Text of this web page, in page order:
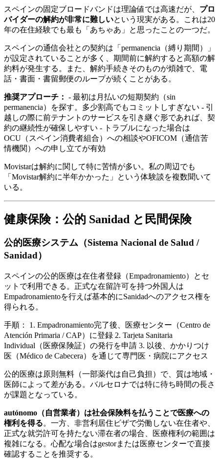
スペインの固定ブロードバンドは理論値では高速だが、 プロ
バイダーの解約が非常に難しいという現実がある。これは20
年の在住経験でも最も「あちゃあ」と思ったことの一つだ。
スペインの通信会社との契約は「permanencia（縛り期間）」
が設定されていることが多く、期間前に解約すると高額の解
約料が発生する。また、解約手続きそのものが煩雑で、電
話・書面・書留郵便のループが続くことがある。
推奨アプローチ： - 最初は月払いの短期契約（sin
permanencia）を探す。多少割高でもコミットしすぎない - 引
越しの際に前テナントのサービスを引き継ぐ形であれば、契
約の継続性が確保しやすい - トラブルになった場合は
OCU（スペイン消費者組合）への相談やOFICOM（通信苦
情機関）への申し立てが有効
Movistarは解約に関して特に苦情が多い。私の周辺でも
「Movistar解約に半年かかった」という体験談を複数聞いて
いる。
健康保険：公的 Sanidad と民間保険
公的医療システム（Sistema Nacional de Salud /
Sanidad）
スペインの公的医療は在住者登録（Empadronamiento）とセ
ットで利用できる。正式な在留許可を持つ外国人は
Empadronamientoを行えば基本的にSanidadへのアクセス権を
得られる。
手順： 1. Empadronamiento完了後、医療センター（Centro de
Atención Primaria / CAP）に登録 2. Tarjeta Sanitaria
Individual（医療保険証）の発行を申請 3. 以後、かかりつけ
医（Médico de Cabecera）を通じて専門医・病院にアクセス
公的医療は原則無料（一部薬代は自己負担）で、質は地域・
医師によって差がある。バルセロナでは特に待ち時間の長さ
が課題となっている。
autónomo（自営業者）は社会保険料を払うことで医療への
権利を得る。一方、非営利居住ビザで労働しない在住者や、
正式な就労許可を持たない滞在者の場合、医療権利の範囲は
複雑になる。心配な場合はgestorまたは医療センターで直接
確認することを推奨する。